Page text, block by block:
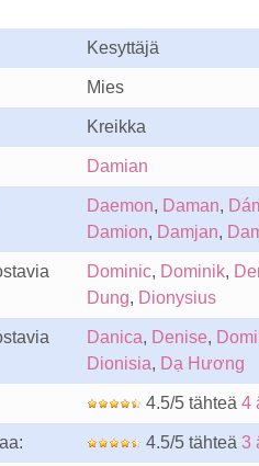
Kesyttäjä
Mies
Kreikka
Damian
Daemon, Daman,
Damion, Damjan,
Dominic, Dominik,
Dung, Dionysius
Danica, Denise,
Dionisia, Dạ Hương
4.5/5 tähteä 4
4.5/5 tähteä 3